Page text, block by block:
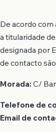
De acordo com
a titularidade
designada por
de contacto
Morada: C/
Telefone de
Email de